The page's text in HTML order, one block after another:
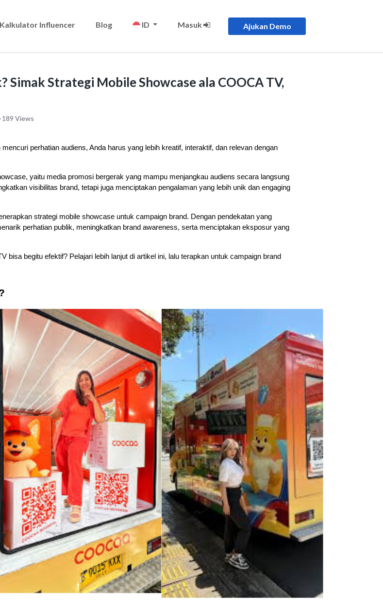
Kalkulator Influencer Blog ID Masuk Ajukan Demo
Simak Strategi Mobile Showcase ala COOCA TV,
189 Views
perhatian audiens, Anda harus yang lebih kreatif, interaktif, dan relevan dengan
yaitu media promosi bergerak yang mampu menjangkau audiens secara langsung
visibilitas brand, tetapi juga menciptakan pengalaman yang lebih unik dan engaging
strategi mobile showcase untuk campaign brand. Dengan pendekatan yang
perhatian publik, meningkatkan brand awareness, serta menciptakan eksposur yang
bisa begitu efektif? Pelajari lebih lanjut di artikel ini, lalu terapkan untuk campaign brand